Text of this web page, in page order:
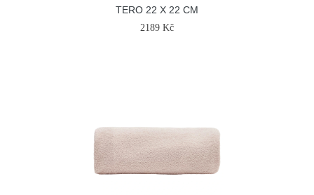
TERO 22 X 22 CM
2189 Kč